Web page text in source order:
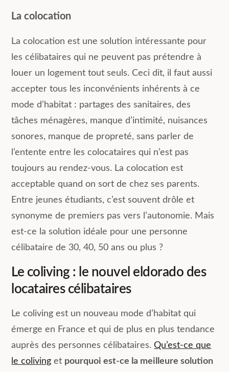
La colocation
La colocation est une solution intéressante pour
les célibataires qui ne peuvent pas prétendre à
louer un logement tout seuls. Ceci dit, il faut aussi
accepter tous les inconvénients inhérents à ce
mode d’habitat : partages des sanitaires, des
tâches ménagères, manque d’intimité, nuisances
sonores, manque de propreté, sans parler de
l’entente entre les colocataires qui n’est pas
toujours au rendez-vous. La colocation est
acceptable quand on sort de chez ses parents.
Entre jeunes étudiants, c’est souvent drôle et
synonyme de premiers pas vers l’autonomie. Mais
est-ce la solution idéale pour une personne
célibataire de 30, 40, 50 ans ou plus ?
Le coliving : le nouvel eldorado des
locataires célibataires
Le coliving est un nouveau mode d’habitat qui
émerge en France et qui de plus en plus tendance
auprès des personnes célibataires.Qu’est-ce que
le coliving et pourquoi est-ce la meilleure solution